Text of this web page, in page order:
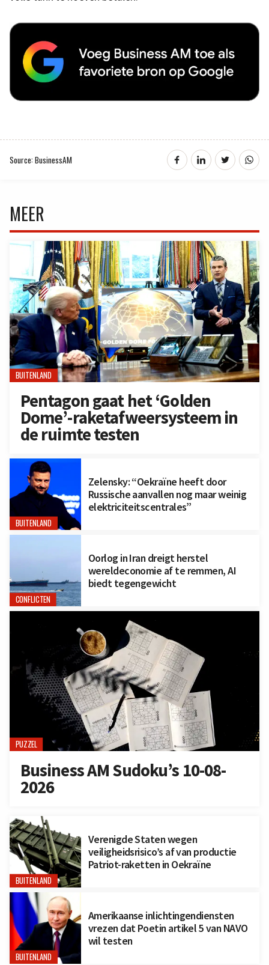
Source: BusinessAM
MEER
BUITENLAND
Pentagon gaat het ‘Golden
Dome’-raketafweersysteem in
de ruimte testen
BUITENLAND
Zelensky: “Oekraïne heeft door
Russische aanvallen nog maar weinig
elektriciteitscentrales”
CONFLICTEN
Oorlog in Iran dreigt herstel
wereldeconomie af te remmen, AI
biedt tegengewicht
PUZZEL
Business AM Sudoku’s 10-08-
2026
BUITENLAND
Verenigde Staten wegen
veiligheidsrisico’s af van productie
Patriot-raketten in Oekraïne
BUITENLAND
Amerikaanse inlichtingendiensten
vrezen dat Poetin artikel 5 van NAVO
wil testen